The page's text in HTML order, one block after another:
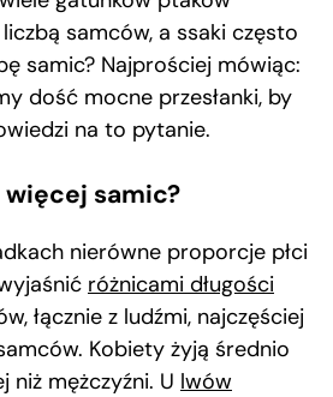
samców, a ssaki często
samic? Najprościej mówiąc:
dość mocne przesłanki, by
na to pytanie.
więcej samic?
nierówne proporcje płci
różnicami długości
łącznie z ludźmi, najczęściej
Kobiety żyją średnio
niż mężczyźni. U lwów